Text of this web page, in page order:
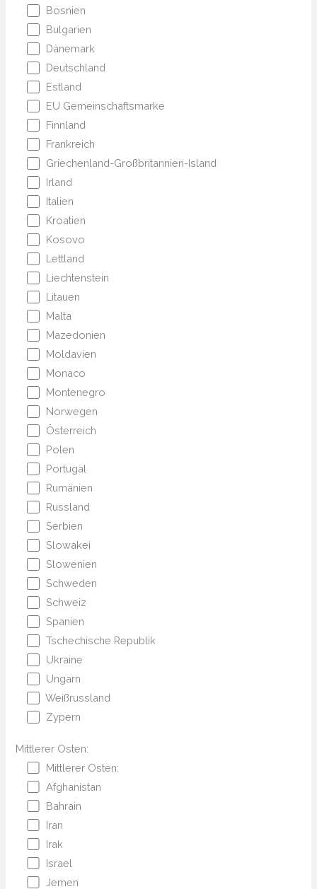
Bosnien
Bulgarien
Dänemark
Deutschland
Estland
EU Gemeinschaftsmarke
Finnland
Frankreich
Griechenland-Großbritannien-Island
Irland
Italien
Kroatien
Kosovo
Lettland
Liechtenstein
Litauen
Malta
Mazedonien
Moldavien
Monaco
Montenegro
Norwegen
Österreich
Polen
Portugal
Rumänien
Russland
Serbien
Slowakei
Slowenien
Schweden
Schweiz
Spanien
Tschechische Republik
Ukraine
Ungarn
Weißrussland
Zypern
Mittlerer Osten:
Mittlerer Osten:
Afghanistan
Bahrain
Iran
Irak
Israel
Jemen